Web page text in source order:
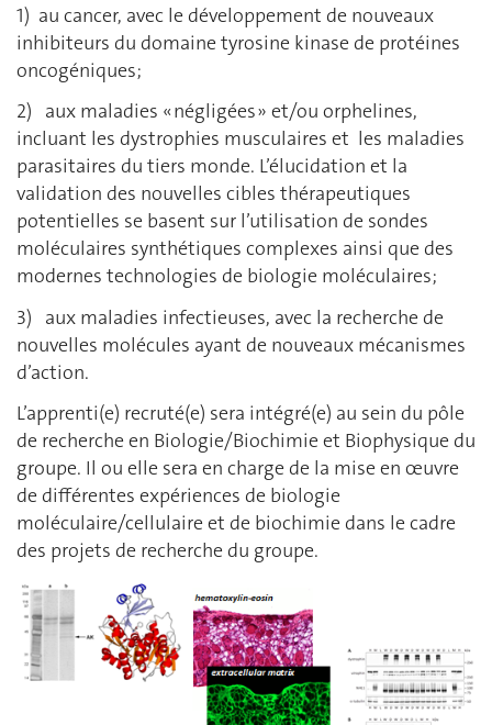
1) au cancer, avec le développement de nouveaux
inhibiteurs du domaine tyrosine kinase de protéines
oncogéniques;
2) aux maladies « négligées » et/ou orphelines,
incluant les dystrophies musculaires et les maladies
parasitaires du tiers monde. L’élucidation et la
validation des nouvelles cibles thérapeutiques
potentielles se basent sur l’utilisation de sondes
moléculaires synthétiques complexes ainsi que des
modernes technologies de biologie moléculaires;
3) aux maladies infectieuses, avec la recherche de
nouvelles molécules ayant de nouveaux mécanismes
d’action.
L’apprenti(e) recruté(e) sera intégré(e) au sein du pôle
de recherche en Biologie/Biochimie et Biophysique du
groupe. Il ou elle sera en charge de la mise en œuvre
de différentes expériences de biologie
moléculaire/cellulaire et de biochimie dans le cadre
des projets de recherche du groupe.